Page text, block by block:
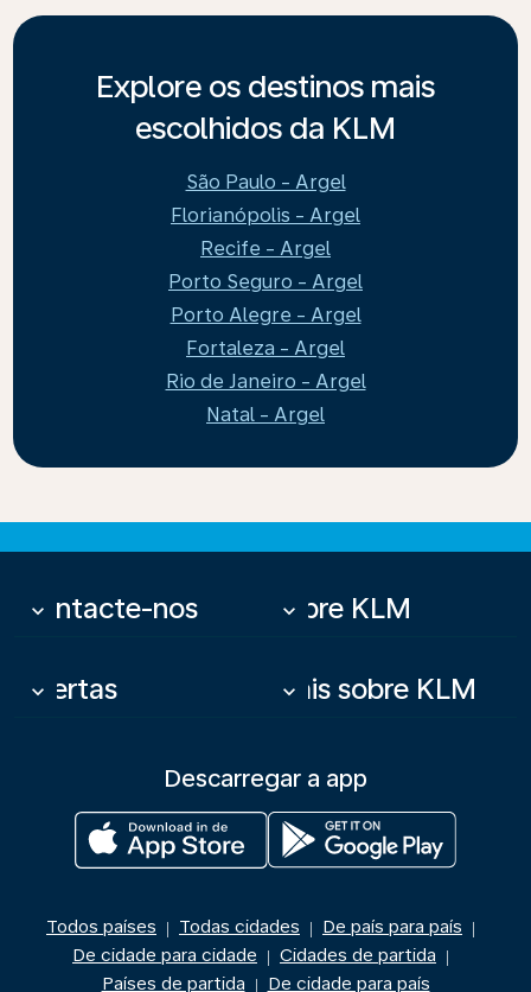
Explore os destinos mais
escolhidos da KLM
São Paulo - Argel
Florianópolis - Argel
Recife - Argel
Porto Seguro - Argel
Porto Alegre - Argel
Fortaleza - Argel
Rio de Janeiro - Argel
Natal - Argel
Contacte-nos
keyboard_arrow_down Sobre KLM
keyboard_arrow_down
Ofertas
keyboard_arrow_down Mais sobre KLM
keyboard_arrow_down
Descarregar a app
Todos países | Todas cidades | De país para país |
De cidade para cidade | Cidades de partida |
Países de partida | De cidade para país